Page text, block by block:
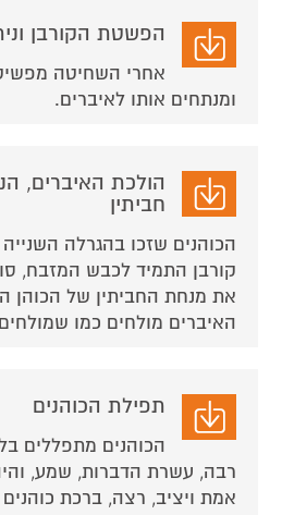
הפשטת הקורבן
אחרי השחיטה
ומנתחים אותו לאיברים.
הולכת האיברים,
חביתין
הכוהנים שזכו בהגרלה
קורבן התמיד לכבש המזבח,
את מנחת החביתין של הכוהן
האיברים מולחים כמו
תפילת הכוהנים
הכוהנים מתפללים
רבה, עשרת הדברות, שמע,
אמת ויציב, רצה, ברכת